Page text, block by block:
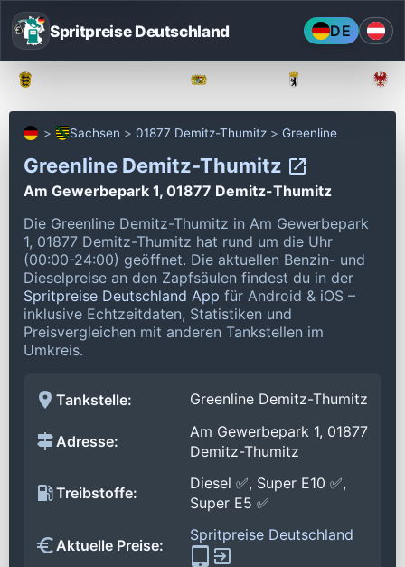
Spritpreise Deutschland DE
Sachsen 01877 Demitz-Thumitz Greenline
Greenline Demitz-Thumitz
Am Gewerbepark 1, 01877 Demitz-Thumitz
Die Greenline Demitz-Thumitz in Am Gewerbepark
1, 01877 Demitz-Thumitz hat rund um die Uhr
(00:00-24:00) geöffnet. Die aktuellen Benzin- und
Dieselpreise an den Zapfsäulen findest du in der
Spritpreise Deutschland App für Android & iOS –
inklusive Echtzeitdaten, Statistiken und
Preisvergleichen mit anderen Tankstellen im
Umkreis.
Tankstelle: Greenline Demitz-Thumitz
Adresse:
Am Gewerbepark 1, 01877
Demitz-Thumitz
Treibstoffe:
Diesel ✅, Super E10 ✅,
Super E5 ✅
Aktuelle Preise:
Spritpreise Deutschland